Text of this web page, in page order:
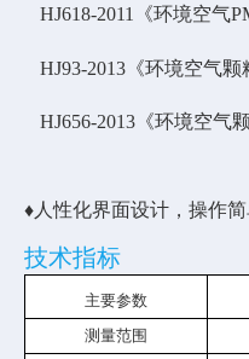
HJ618-2011 《环境空气
HJ93-2013 《环境空气颗
HJ656-2013 《环境空气
♦ 人性化界面设计，操作简
技术指标
主要参数
测量范围